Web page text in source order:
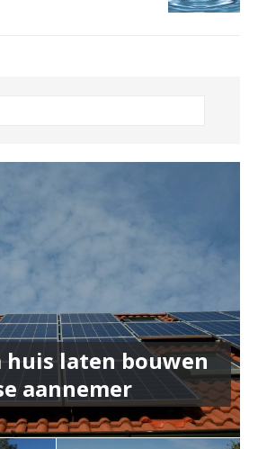
huis laten bouwen
aannemer